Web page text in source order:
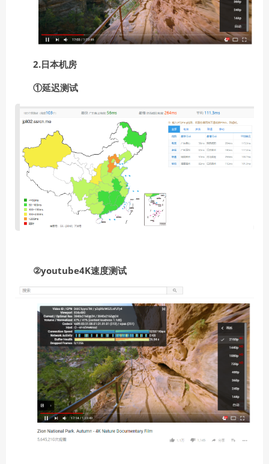
2.日本机房
①延迟测试
②youtube4K速度测试